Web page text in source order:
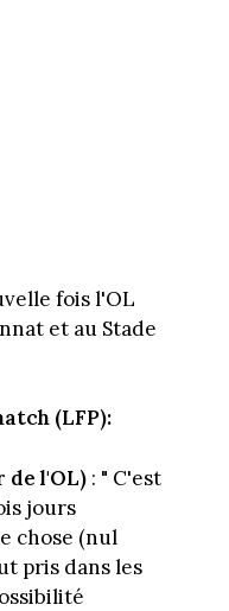
fois l'OL
et au Stade
(LFP):
de l'OL): " C'est
jours
chose (nul
pris dans les